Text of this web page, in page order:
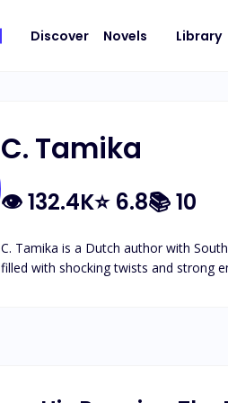
Discover Novels Library
C. Tamika
👁132.4K⭐ 6.8📚10
C. Tamika is a Dutch author with
filled with shocking twists and strong